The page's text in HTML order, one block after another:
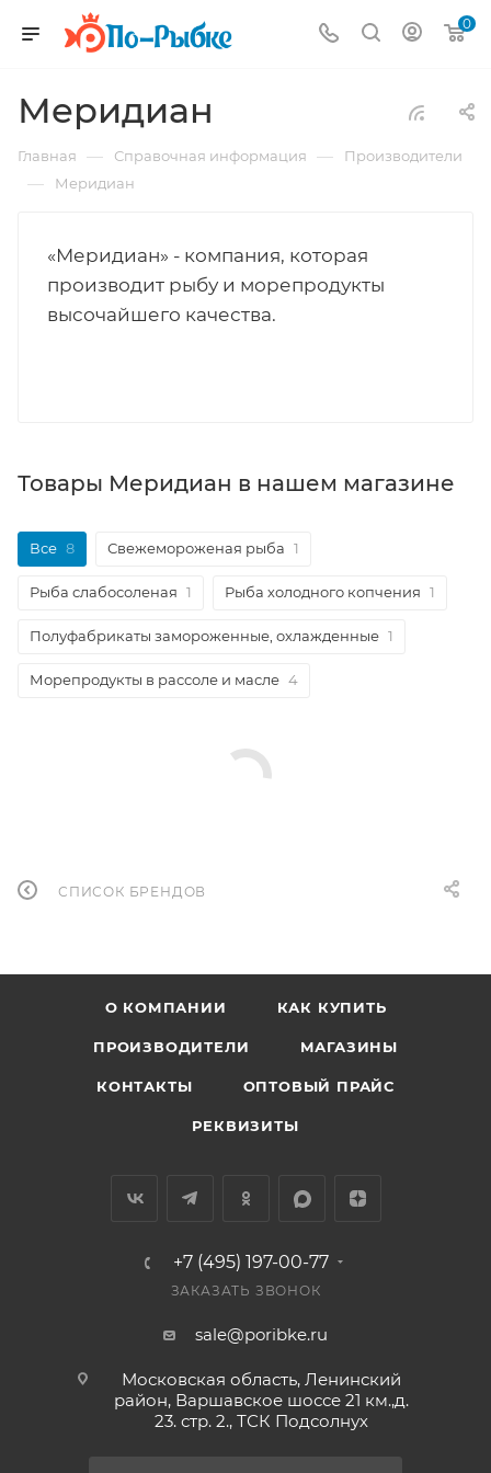
0
Меридиан
Главная — Справочная информация — Производители
— Меридиан
«Меридиан» - компания, которая
производит рыбу и морепродукты
высочайшего качества.
Товары Меридиан в нашем магазине
Все 8 Свежемороженая рыба 1
Рыба слабосоленая 1 Рыба холодного копчения 1
Полуфабрикаты замороженные, охлажденные 1
Морепродукты в рассоле и масле 4
СПИСОК БРЕНДОВ
О КОМПАНИИ КАК КУПИТЬ
ПРОИЗВОДИТЕЛИ МАГАЗИНЫ
КОНТАКТЫ ОПТОВЫЙ ПРАЙС
РЕКВИЗИТЫ
+7 (495) 197-00-77
ЗАКАЗАТЬ ЗВОНОК
sale@poribke.ru
Московская область, Ленинский
район, Варшавское шоссе 21 км.,д.
23. стр. 2., ТСК Подсолнух